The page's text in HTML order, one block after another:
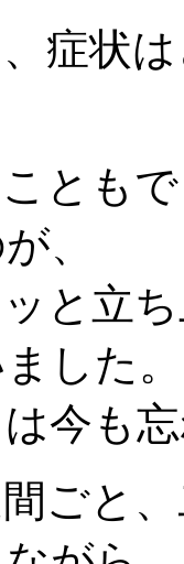
症状
とも
、
と立
した。
今も
ごと